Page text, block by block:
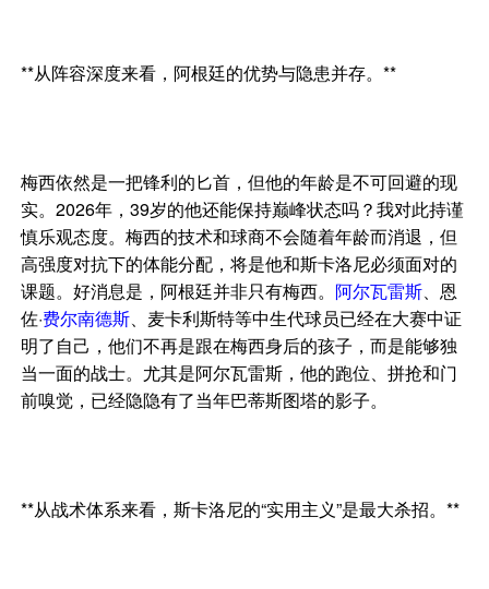
**从阵容深度来看，阿根廷的优势与隐患并存。**
梅西依然是一把锋利的匕首，但他的年龄是不可回避的现
实。2026年，39岁的他还能保持巅峰状态吗？我对此持谨
慎乐观态度。梅西的技术和球商不会随着年龄而消退，但
高强度对抗下的体能分配，将是他和斯卡洛尼必须面对的
课题。好消息是，阿根廷并非只有梅西。 阿尔瓦雷斯、恩
佐·费尔南德斯、麦卡利斯特等中生代球员已经在大赛中证
明了自己，他们不再是跟在梅西身后的孩子，而是能够独
当一面的战士。尤其是阿尔瓦雷斯，他的跑位、拼抢和门
前嗅觉，已经隐隐有了当年巴蒂斯图塔的影子。
**从战术体系来看，斯卡洛尼的“实用主义”是最大杀招。**